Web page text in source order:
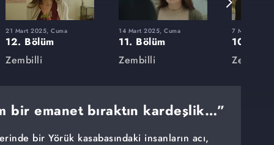
21 Mart 2025, Cuma
12. Bölüm
Zembilli
14 Mart 2025, Cuma
11. Bölüm
Zembilli
7 Mart 2025,
10. Bölüm
Zembilli
bir emanet bıraktın kardeşlik…”
bir Yörük kasabasındaki insanların acı,